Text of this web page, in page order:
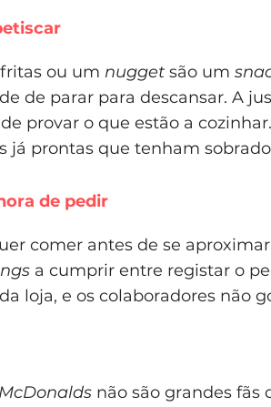
ou um nugget são um
de parar para descansar. A
provar o que estão a
já prontas que tenham
de pedir
comer antes de se
a cumprir entre registar o
loja, e os colaboradores não
McDonalds não são grandes fãs